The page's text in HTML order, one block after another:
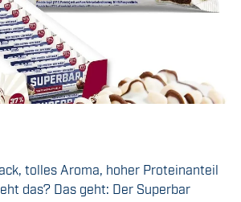
tolles Aroma, hoher Proteinanteil
das? Das geht: Der Superbar